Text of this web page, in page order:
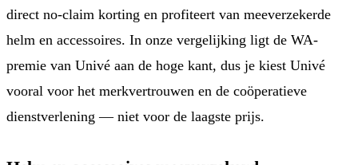
direct no-claim korting en profiteert van meeverzekerde
helm en accessoires. In onze vergelijking ligt de WA-
premie van Univé aan de hoge kant, dus je kiest Univé
vooral voor het merkvertrouwen en de coöperatieve
dienstverlening — niet voor de laagste prijs.